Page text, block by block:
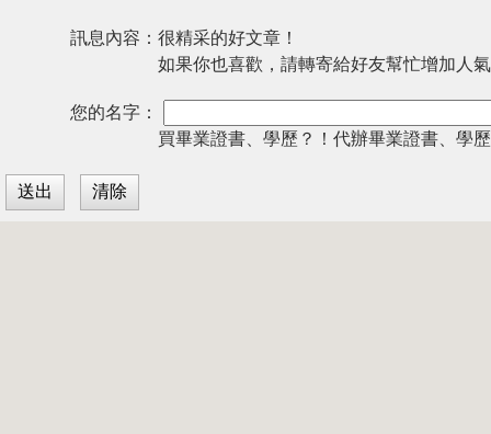
訊息內容： 很精采的好文章！
如果你也喜歡，請轉寄給好友幫忙增加人
您的名字：
買畢業證書、學歷？！代辦畢業證書、學